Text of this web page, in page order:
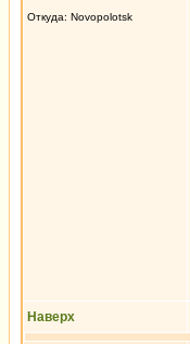
Откуда: Novopolotsk
Наверх